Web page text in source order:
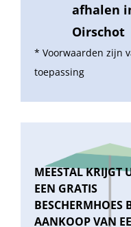
afhalen
Oirschot
* Voorwaarden zijn
toepassing
MEESTAL KRIJGT
EEN GRATIS
BESCHERMHOES
AANKOOP VAN